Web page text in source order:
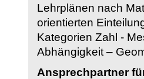
Lehrplänen nach
orientierten
Kategorien Zahl -
Abhängigkeit –
Ansprechpartner